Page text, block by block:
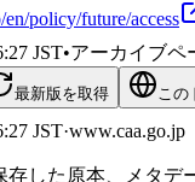
policy/future/access
JST•アーカイブペ
最新版を取得 こ
JST·www.caa.go.jp
した原本、メタデ